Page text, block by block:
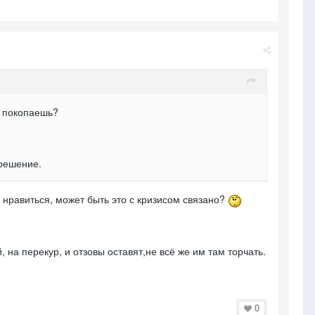
может быть это с кризисом связано?
перекур, и отзовы оставят,не всё же им там торчать.
0